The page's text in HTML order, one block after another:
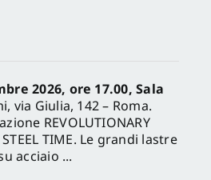
2026, ore 17.00, Sala
via Giulia, 142 – Roma.
REVOLUTIONARY
TIME. Le grandi lastre
acciaio ...